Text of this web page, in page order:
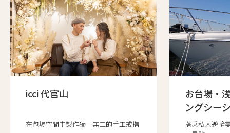
icci 代官山
在包場空間中製作獨一無二的手工戒指
お台場・
ングシー
搭乘私人遊輪